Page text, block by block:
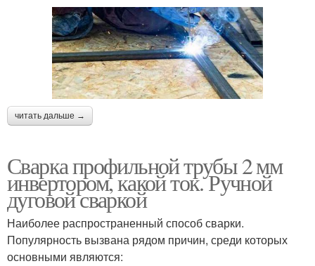
читать дальше →
Сварка профильной трубы 2 мм
инвертором, какой ток. Ручной
дуговой сваркой
Наиболее распространенный способ сварки.
Популярность вызвана рядом причин, среди которых
основными являются: